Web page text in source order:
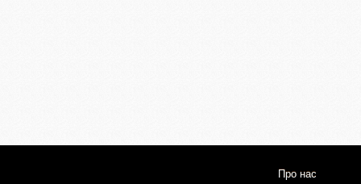
Про нас